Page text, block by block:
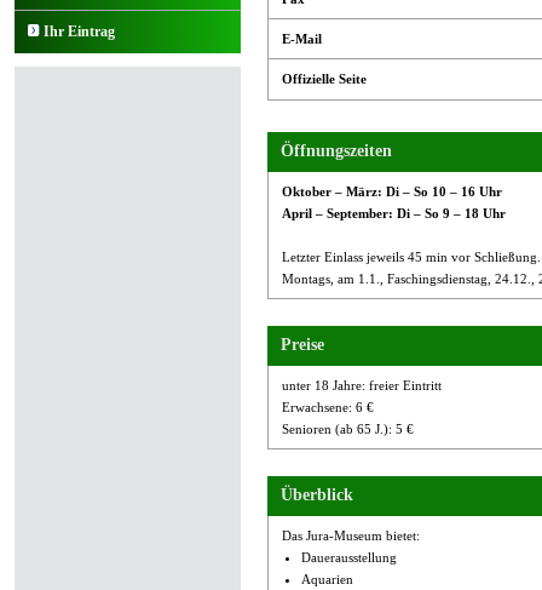
Ihr Eintrag E-Mail
Offizielle Seite
Öffnungszeiten
Oktober – März: Di – So 10 – 16 Uhr
April – September: Di – So 9 – 18 Uhr
Letzter Einlass jeweils 45 min vor Schließung.
Montags, am 1.1., Faschingsdienstag, 24.12.,
Preise
unter 18 Jahre: freier Eintritt
Erwachsene: 6 €
Senioren (ab 65 J.): 5 €
Überblick
Das Jura-Museum bietet:
Dauerausstellung
Aquarien